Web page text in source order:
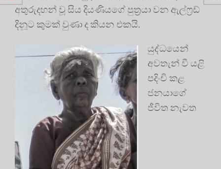
අතුරුදහන් වූ සිය දියණියගේ පුත්‍රයා වන ඇල්ෆ්‍රඩ්
දිනූට කුමක් වුණා ද කියන එකයි.
යුද්ධයෙන්
අවතැන් වී යළි
පදිංචි කළ
ජනයාගේ
ජීවිත නැවත